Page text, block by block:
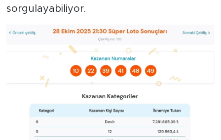
sorgulayabiliyor.